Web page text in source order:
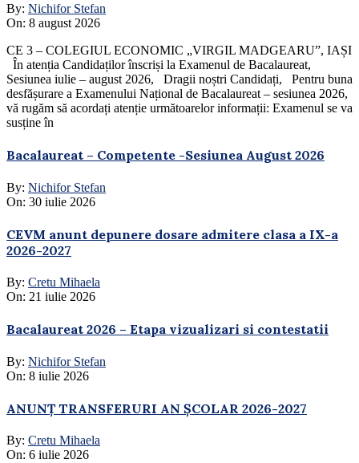
By: Nichifor Stefan
On: 8 august 2026
CE 3 – COLEGIUL ECONOMIC „VIRGIL MADGEARU”, IAȘI
În atenția Candidaților înscriși la Examenul de Bacalaureat,
Sesiunea iulie – august 2026, Dragii noștri Candidați, Pentru buna
desfășurare a Examenului Național de Bacalaureat – sesiunea 2026,
vă rugăm să acordați atenție următoarelor informații: Examenul se va
susține în
Bacalaureat – Competente -Sesiunea August 2026
By: Nichifor Stefan
On: 30 iulie 2026
CEVM anunt depunere dosare admitere clasa a IX-a
2026-2027
By: Cretu Mihaela
On: 21 iulie 2026
Bacalaureat 2026 – Etapa vizualizari si contestatii
By: Nichifor Stefan
On: 8 iulie 2026
ANUNȚ TRANSFERURI AN ȘCOLAR 2026-2027
By: Cretu Mihaela
On: 6 iulie 2026